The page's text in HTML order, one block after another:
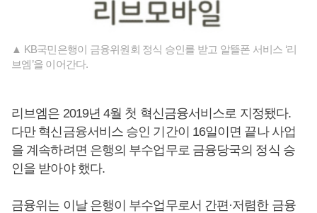
▲ KB국민은행이 금융위원회 정식 승인를 받고 알뜰폰 서비스 ‘리
브엠’을 이어간다.
리브엠은 2019년 4월 첫 혁신금융서비스로 지정됐다.
다만 혁신금융서비스 승인 기간이 16일이면 끝나 사업
을 계속하려면 은행의 부수업무로 금융당국의 정식 승
인을 받아야 했다.
금융위는 이날 은행이 부수업무로서 간편·저렴한 금융